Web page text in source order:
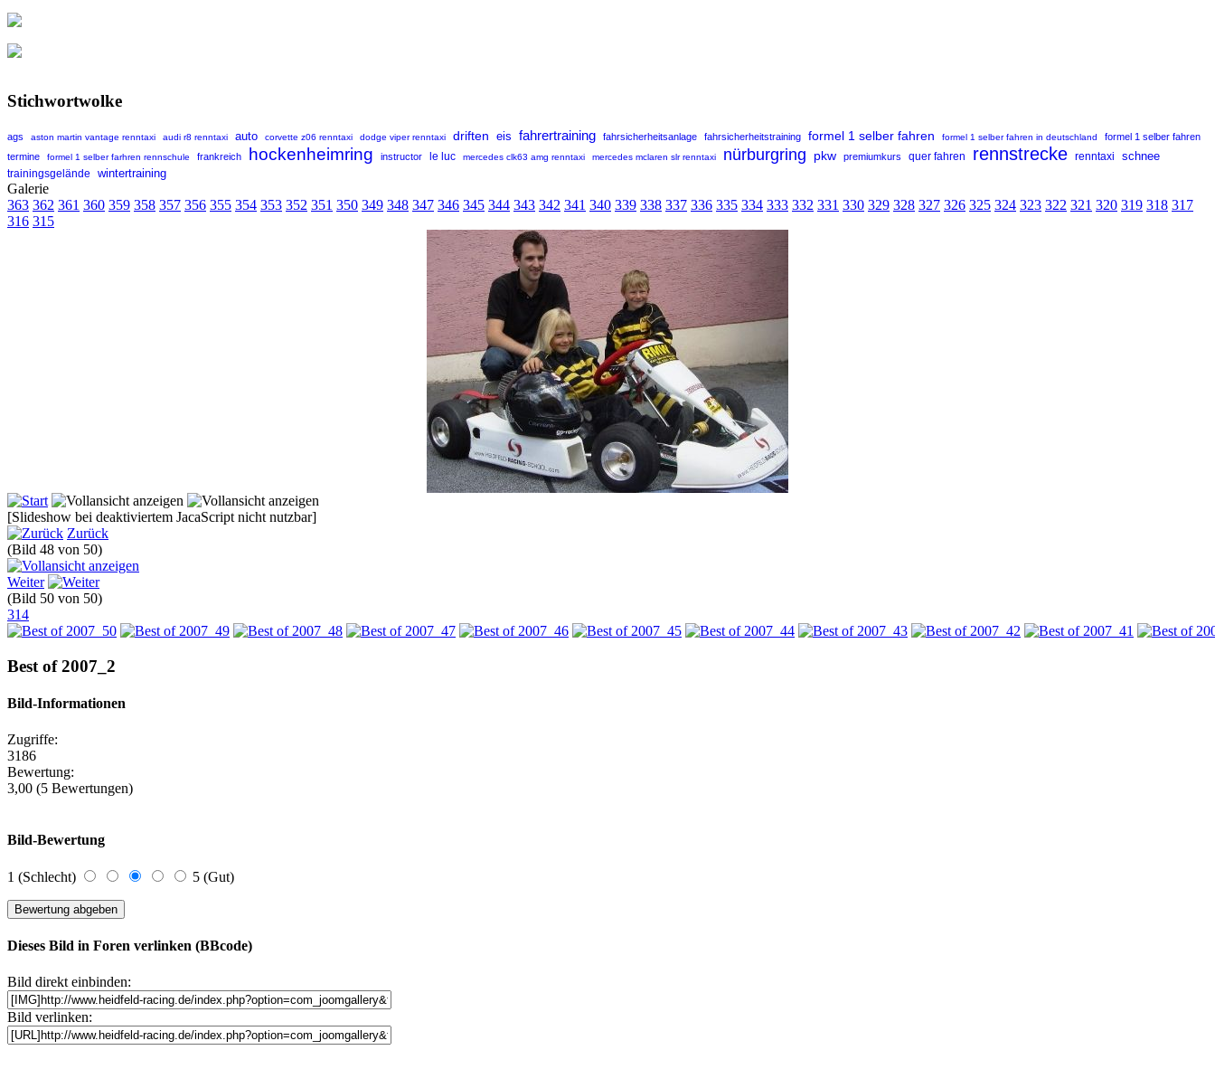
Stichwortwolke
ags aston martin vantage renntaxi audi r8 renntaxi auto corvette z06 renntaxi dodge viper renntaxi driften eis fahrertraining fahrsicherheitsanlage fahrsicherheitstraining formel 1 selber fahren formel 1 selber fahren in deutschland
formel 1 selber fahren
termine
formel 1 selber farhren rennschule frankreich hockenheimring instructor le luc mercedes clk63 amg renntaxi mercedes mclaren slr renntaxi nürburgring pkw premiumkurs quer fahren rennstrecke renntaxi schnee
trainingsgelände wintertraining
Galerie
363 362 361 360 359 358 357 356 355 354 353 352 351 350 349 348 347 346 345 344 343 342 341 340 339 338 337 336 335 334 333 332 331 330 329 328 327 326 325 324 323 322 321 320 319 318 317
316 315
[Slideshow bei deaktiviertem JacaScript nicht nutzbar]
Zurück
(Bild 48 von 50)
Weiter
(Bild 50 von 50)
314
Best of 2007_2
Bild-Informationen
Zugriffe:
3186
Bewertung:
3,00 (5 Bewertungen)
Bild-Bewertung
1 (Schlecht) 5 (Gut)
Dieses Bild in Foren verlinken (BBcode)
Bild direkt einbinden:
Bild verlinken: